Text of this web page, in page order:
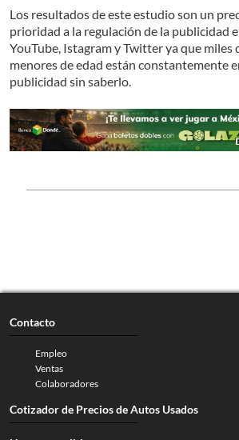
Los resultados de este estudio son un
prioridad a la regulación de la publicidad
YouTube, Istagram y Twitter ya que miles
menores de edad están constantemente
publicidad sin saberlo.
Contacto
Empleo
Ventas
Colaboradores
Cotizador de Precios de Autos Usados